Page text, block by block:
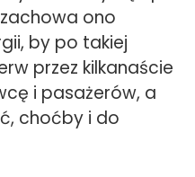
ono
by po takiej
przez kilkanaście
i pasażerów, a
choćby i do